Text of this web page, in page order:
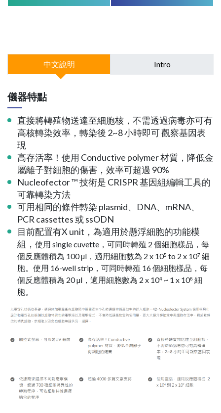
中文說明 Intro
儀器特點
直接將轉殖物送達至細胞核，不需透過病毒亦可有
高核轉染效率，轉染後 2~8 小時即可 觀察基因表
現
高存活率！使用 Conductive polymer 材質，降低金
屬離子對細胞的傷害，效率可超過 90%
Nucleofector ™ 技術是 CRISPR 基因組編輯工具的
可靠轉染方法
可用相同的條件轉染 plasmid、DNA、mRNA、
PCR cassettes 或 ssODN
目前配置有X unit，為適用於懸浮細胞的功能模
組， 使用 single cuvette，可同時轉殖 2 個細胞樣品，每
個反應體積為 100 µl，適用細胞數為 2 x 10⁵ to 2 x 10⁷ 細
胞。使用 16-well strip，可同時轉殖 16 個細胞樣品，每
個反應體積為 20 µl，適用細胞數為 2 x 10⁴ ~ 1 x 10⁶ 細
胞。